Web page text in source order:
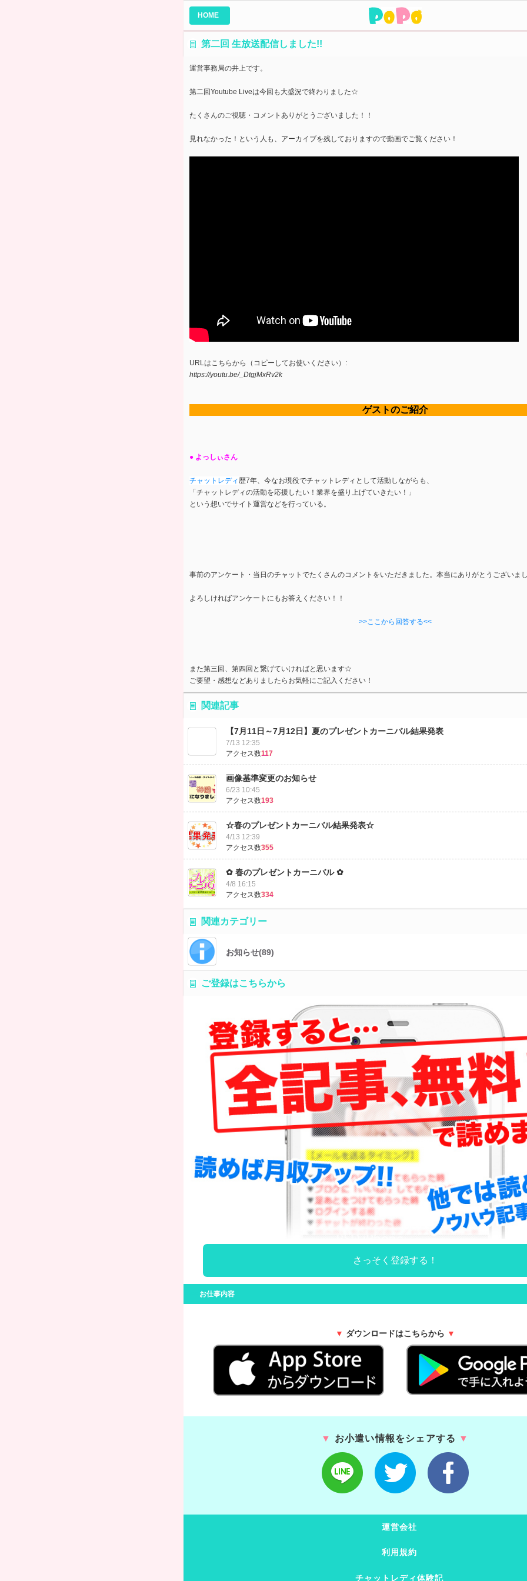
HOME
第二回 生放送配信しました!!
運営事務局の井上です。
第二回Youtube Liveは今回も大盛況で終わりました☆
たくさんのご視聴・コメントありがとうございました！！
見れなかった！という人も、アーカイブを残しておりますので動画でご覧ください！
URLはこちらから（コピーしてお使いください）:
https://youtu.be/_DtgjMxRv2k
ゲストのご紹介
● よっしぃさん
チャットレディ歴7年、今なお現役でチャットレディとして活動しながらも、
「チャットレディの活動を応援したい！業界を盛り上げていきたい！」
という想いでサイト運営などを行っている。
事前のアンケート・当日のチャットでたくさんのコメントをいただきました。本当にありがとうございま
よろしければアンケートにもお答えください！！
>>ここから回答する<<
また第三回、第四回と繋げていければと思います☆
ご要望・感想などありましたらお気軽にご記入ください！
関連記事
【7月11日～7月12日】夏のプレゼントカーニバル結果発表
7/13 12:35
アクセス数117
画像基準変更のお知らせ
6/23 10:45
アクセス数193
☆春のプレゼントカーニバル結果発表☆
4/13 12:39
アクセス数355
✿ 春のプレゼントカーニバル ✿
4/8 16:15
アクセス数334
関連カテゴリー
お知らせ(89)
ご登録はこちらから
さっそく登録する！
お仕事内容
▼ ダウンロードはこちらから ▼
▼ お小遣い情報をシェアする ▼
運営会社
利用規約
チャットレディ体験記